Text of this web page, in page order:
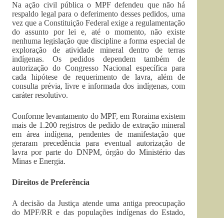
Na ação civil pública o MPF defendeu que não há
respaldo legal para o deferimento desses pedidos, uma
vez que a Constituição Federal exige a regulamentação
do assunto por lei e, até o momento, não existe
nenhuma legislação que discipline a forma especial de
exploração de atividade mineral dentro de terras
indígenas. Os pedidos dependem também de
autorização do Congresso Nacional específica para
cada hipótese de requerimento de lavra, além de
consulta prévia, livre e informada dos indígenas, com
caráter resolutivo.
Conforme levantamento do MPF, em Roraima existem
mais de 1.200 registros de pedido de extração mineral
em área indígena, pendentes de manifestação que
geraram precedência para eventual autorização de
lavra por parte do DNPM, órgão do Ministério das
Minas e Energia.
Direitos de Preferência
A decisão da Justiça atende uma antiga preocupação
do MPF/RR e das populações indígenas do Estado,